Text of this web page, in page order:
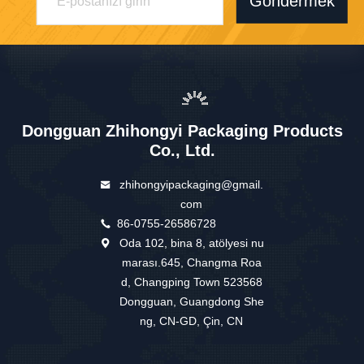
Dongguan Zhihongyi Packaging Products
Co., Ltd.
zhihongyipackaging@gmail.
com
86-0755-26586728
Oda 102, bina 8, atölyesi nu
marası.645, Changma Roa
d, Changping Town 523568
Dongguan, Guangdong She
ng, CN-GD, Çin, CN